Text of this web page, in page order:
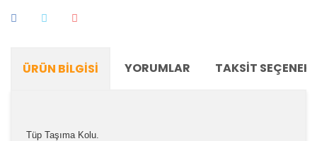
ÜRÜN BILGISI YORUMLAR TAKSIT
Tüp Taşıma Kolu.